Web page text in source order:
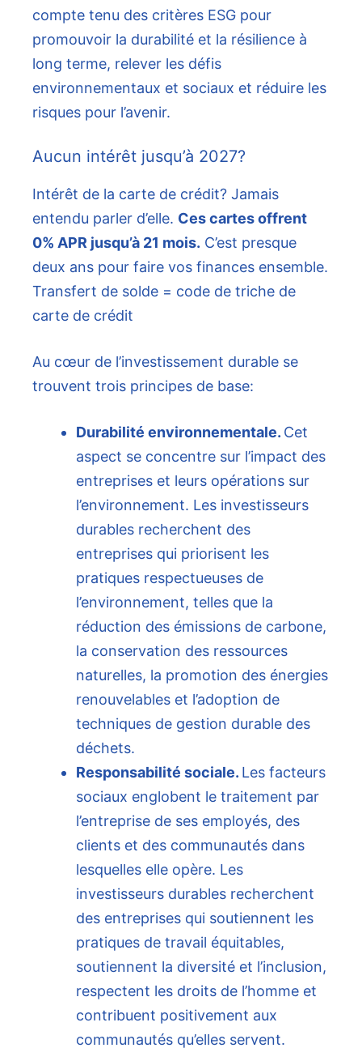
compte tenu des critères ESG pour
promouvoir la durabilité et la résilience à
long terme, relever les défis
environnementaux et sociaux et réduire les
risques pour l’avenir.
Aucun intérêt jusqu’à 2027?
Intérêt de la carte de crédit? Jamais
entendu parler d’elle. Ces cartes offrent
0% APR jusqu’à 21 mois. C’est presque
deux ans pour faire vos finances ensemble.
Transfert de solde = code de triche de
carte de crédit
Au cœur de l’investissement durable se
trouvent trois principes de base:
Durabilité environnementale. Cet
aspect se concentre sur l’impact des
entreprises et leurs opérations sur
l’environnement. Les investisseurs
durables recherchent des
entreprises qui priorisent les
pratiques respectueuses de
l’environnement, telles que la
réduction des émissions de carbone,
la conservation des ressources
naturelles, la promotion des énergies
renouvelables et l’adoption de
techniques de gestion durable des
déchets.
Responsabilité sociale. Les facteurs
sociaux englobent le traitement par
l’entreprise de ses employés, des
clients et des communautés dans
lesquelles elle opère. Les
investisseurs durables recherchent
des entreprises qui soutiennent les
pratiques de travail équitables,
soutiennent la diversité et l’inclusion,
respectent les droits de l’homme et
contribuent positivement aux
communautés qu’elles servent.